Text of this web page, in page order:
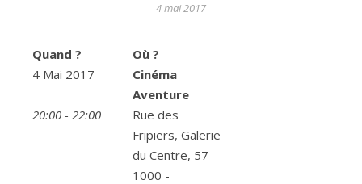
4 mai 2017
Quand ?
4 Mai 2017
20:00 - 22:00
Où ?
Cinéma
Aventure
Rue des
Fripiers, Galerie
du Centre, 57
1000 -